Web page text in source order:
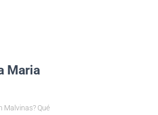
Maria
Malvinas? Qué